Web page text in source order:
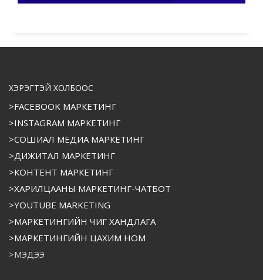
ХЭРЭГТЭЙ ХОЛБООС
>FACEBOOK МАРКЕТИНГ
>INSTAGRAM МАРКЕТИНГ
>СОШИАЛ МЕДИА МАРКЕТИНГ
>ДИЖИТАЛ МАРКЕТИНГ
>КОНТЕНТ МАРКЕТИНГ
>ХАРИЛЦААНЫ МАРКЕТИНГ-ЧАТБОТ
>YOUTUBE MARKETING
>МАРКЕТИНГИЙН ЧИГ ХАНДЛАГА
>МАРКЕТИНГИЙН ЦАХИМ НОМ
>МЭДЭЭ